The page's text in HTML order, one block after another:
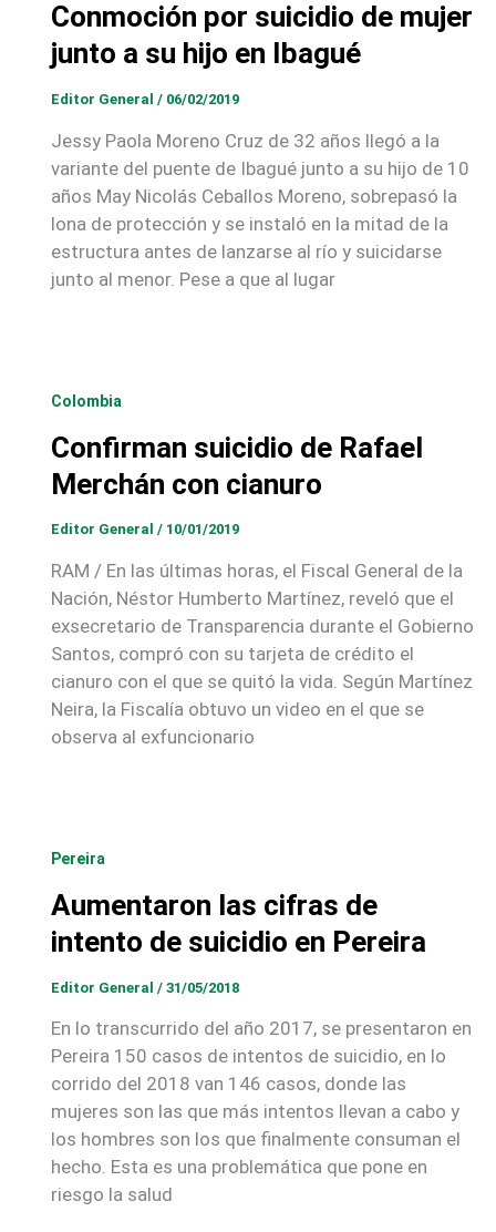
Conmoción por suicidio de mujer
junto a su hijo en Ibagué
Editor General / 06/02/2019
Jessy Paola Moreno Cruz de 32 años llegó a la
variante del puente de Ibagué junto a su hijo de 10
años May Nicolás Ceballos Moreno, sobrepasó la
lona de protección y se instaló en la mitad de la
estructura antes de lanzarse al río y suicidarse
junto al menor. Pese a que al lugar
Colombia
Confirman suicidio de Rafael
Merchán con cianuro
Editor General / 10/01/2019
RAM / En las últimas horas, el Fiscal General de la
Nación, Néstor Humberto Martínez, reveló que el
exsecretario de Transparencia durante el Gobierno
Santos, compró con su tarjeta de crédito el
cianuro con el que se quitó la vida. Según Martínez
Neira, la Fiscalía obtuvo un video en el que se
observa al exfuncionario
Pereira
Aumentaron las cifras de
intento de suicidio en Pereira
Editor General / 31/05/2018
En lo transcurrido del año 2017, se presentaron en
Pereira 150 casos de intentos de suicidio, en lo
corrido del 2018 van 146 casos, donde las
mujeres son las que más intentos llevan a cabo y
los hombres son los que finalmente consuman el
hecho. Esta es una problemática que pone en
riesgo la salud